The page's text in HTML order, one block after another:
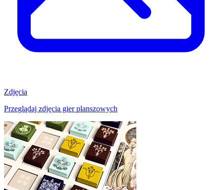
Zdjęcia
Przeglądaj zdjęcia gier planszowych